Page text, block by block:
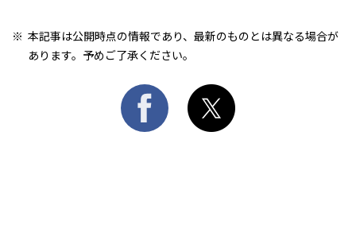
本記事は公開時点の情報であり、最新のものとは異なる場合が
あります。予めご了承ください。